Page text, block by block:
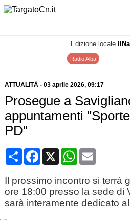
Edizione locale
Radio Alba
ATTUALITÀ- 03 aprile 2026, 09:17
Prosegue a
appuntamenti
PD"
CondividiFacebook
X WhatsApp
Email
Il prossimo incontro si terrà
ore 18:00 presso la sede di
sarà interamente dedicato